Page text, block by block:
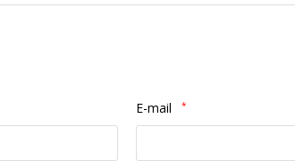
E-mail *